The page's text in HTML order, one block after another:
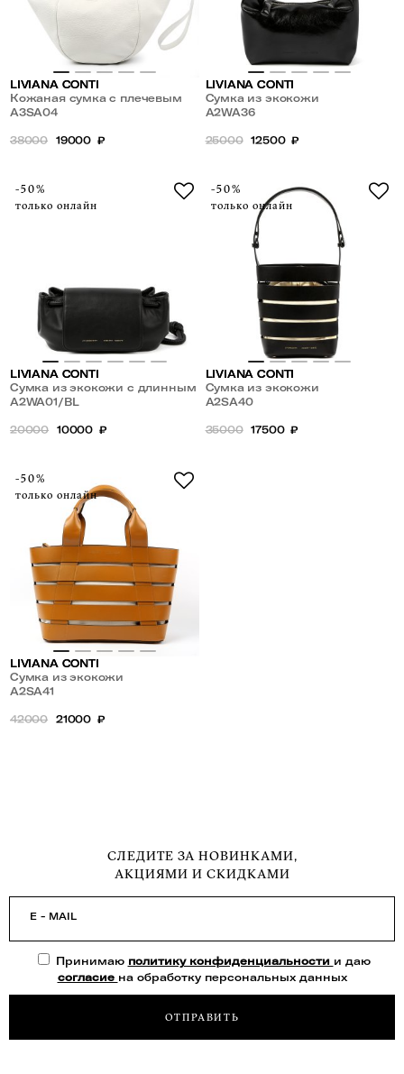
LIVIANA CONTI
Кожаная сумка с плечевым
ремнем
A3SA04
38000 19000 ₽
LIVIANA CONTI
Сумка из экокожи
A2WA36
25000 12500 ₽
-50%
только онлайн
LIVIANA CONTI
Сумка из экокожи с длинным
ремешком
A2WA01/BL
20000 10000 ₽
-50%
только онлайн
LIVIANA CONTI
Сумка из экокожи
A2SA40
35000 17500 ₽
-50%
только онлайн
LIVIANA CONTI
Сумка из экокожи
A2SA41
42000 21000 ₽
СЛЕДИТЕ ЗА НОВИНКАМИ,
АКЦИЯМИ И СКИДКАМИ
E - MAIL
Принимаю политику конфиденциальности и даю
согласие на обработку персональных данных
ОТПРАВИТЬ